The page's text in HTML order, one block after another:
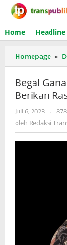
Lewati
Home Headline
Homepage »
Begal
Berikan
Juli 6, 2023 oleh
-
oleh Redaksi